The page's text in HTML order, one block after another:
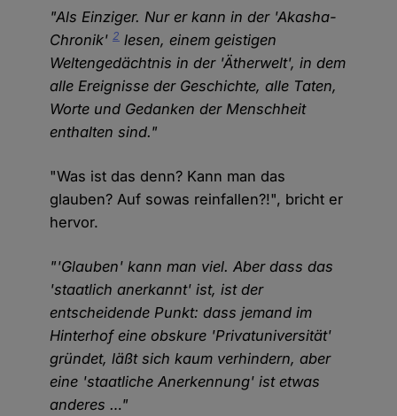
"Als Einziger. Nur er kann in der 'Akasha-
Chronik'2 lesen, einem geistigen
Weltengedächtnis in der 'Ätherwelt', in dem
alle Ereignisse der Geschichte, alle Taten,
Worte und Gedanken der Menschheit
enthalten sind."
"Was ist das denn? Kann man das
glauben? Auf sowas reinfallen?!", bricht er
hervor.
"'Glauben' kann man viel. Aber dass das
'staatlich anerkannt' ist, ist der
entscheidende Punkt: dass jemand im
Hinterhof eine obskure 'Privatuniversität'
gründet, läßt sich kaum verhindern, aber
eine 'staatliche Anerkennung' ist etwas
anderes …"